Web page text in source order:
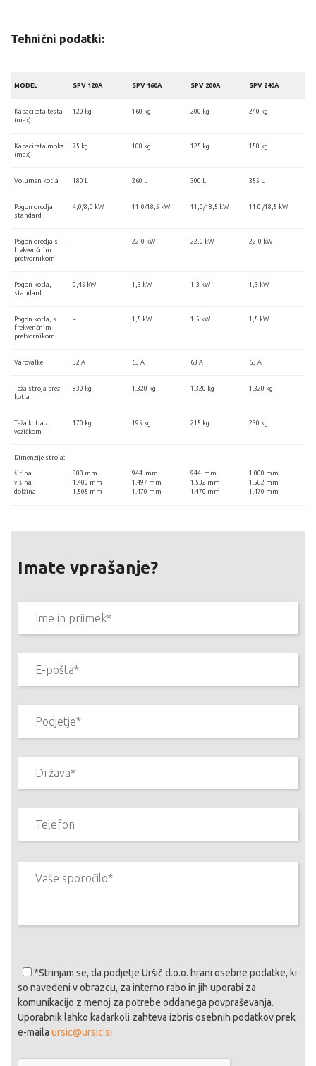
Tehnični podatki:
MODEL SPV 120A SPV 160A SPV 200A SPV 240A
Kapaciteta testa
(max)
120 kg 160 kg 200 kg 240 kg
Kapaciteta moke
(max)
75 kg 100 kg 125 kg 150 kg
Volumen kotla 180 L 260 L 300 L 355 L
Pogon orodja,
standard
4,0/8,0 kW 11,0/18,5 kW 11,0/18,5 kW 11.0 /18,5 kW
Pogon orodja s
frekvenčnim
pretvornikom
– 22,0 kW 22,0 kW 22,0 kW
Pogon kotla,
standard
0,45 kW 1,3 kW 1,3 kW 1,3 kW
Pogon kotla, s
frekvenčnim
pretvornikom
– 1,5 kW 1,5 kW 1,5 kW
Varovalke 32 A 63 A 63 A 63 A
Teža stroja brez
kotla
830 kg 1.320 kg 1.320 kg 1.320 kg
Teža kotla z
vozičkom
170 kg 195 kg 215 kg 230 kg
Dimenzije stroja:
širina
višina
dolžina
800 mm
1.400 mm
1.505 mm
944 mm
1.497 mm
1.470 mm
944 mm
1.532 mm
1.470 mm
1.000 mm
1.582 mm
1.470 mm
Imate vprašanje?
*Strinjam se, da podjetje Uršič d.o.o. hrani osebne podatke, ki
so navedeni v obrazcu, za interno rabo in jih uporabi za
komunikacijo z menoj za potrebe oddanega povpraševanja.
Uporabnik lahko kadarkoli zahteva izbris osebnih podatkov prek
e-maila ursic@ursic.si